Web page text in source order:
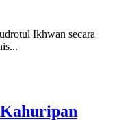
Ikhwan secara